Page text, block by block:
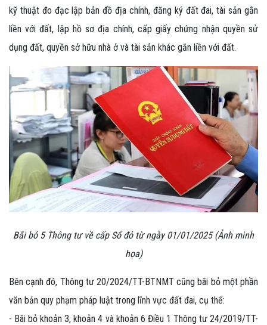
kỹ thuật đo đạc lập bản đồ địa chính, đăng ký đất đai, tài sản gắn
liền với đất, lập hồ sơ địa chính, cấp giấy chứng nhận quyền sử
dụng đất, quyền sở hữu nhà ở và tài sản khác gắn liền với đất.
Bãi bỏ 5 Thông tư về cấp Sổ đỏ từ ngày 01/01/2025 (Ảnh minh
họa)
Bên cạnh đó, Thông tư 20/2024/TT-BTNMT cũng bãi bỏ một phần
văn bản quy phạm pháp luật trong lĩnh vực đất đai, cụ thể:
- Bãi bỏ khoản 3, khoản 4 và khoản 6 Điều 1 Thông tư 24/2019/TT-